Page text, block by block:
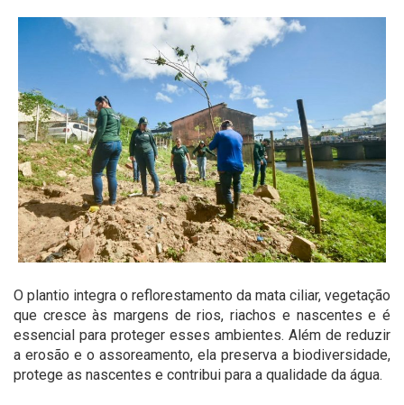
O plantio integra o reflorestamento da mata ciliar, vegetação
que cresce às margens de rios, riachos e nascentes e é
essencial para proteger esses ambientes. Além de reduzir
a erosão e o assoreamento, ela preserva a biodiversidade,
protege as nascentes e contribui para a qualidade da água.